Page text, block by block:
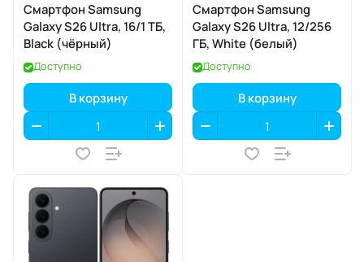
Смартфон Samsung
Galaxy S26 Ultra, 16/1 ТБ,
Black (чёрный)
Доступно
В корзину
Смартфон Samsung
Galaxy S26 Ultra, 12/256
ГБ, White (белый)
Доступно
В корзину